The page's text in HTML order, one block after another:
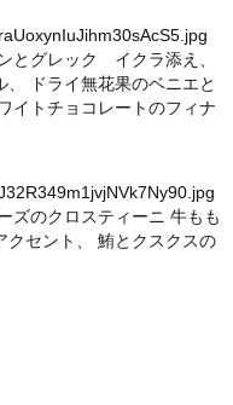
とグレック イクラ添え、
ドライ無花果のベニエと
イトチョコレートのフィナ
ズのクロスティーニ 牛もも
セント、 鮪とクスクスの